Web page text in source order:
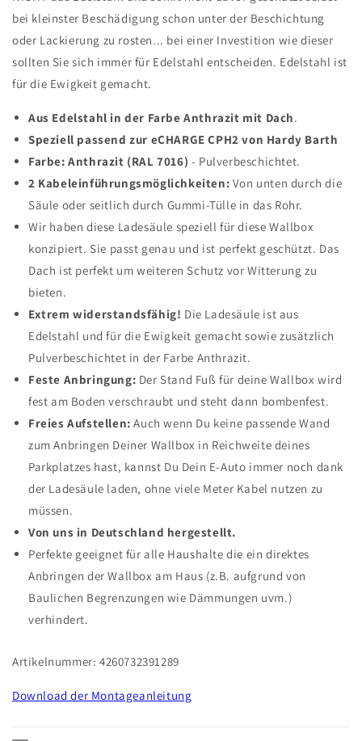
bei kleinster Beschädigung schon unter der Beschichtung
oder Lackierung zu rosten... bei einer Investition wie dieser
sollten Sie sich immer für Edelstahl entscheiden. Edelstahl ist
für die Ewigkeit gemacht.
Aus Edelstahl in der Farbe Anthrazit mit Dach.
Speziell passend zur eCHARGE CPH2 von Hardy Barth
Farbe: Anthrazit (RAL 7016) - Pulverbeschichtet.
2 Kabeleinführungsmöglichkeiten: Von unten durch die
Säule oder seitlich durch Gummi-Tülle in das Rohr.
Wir haben diese Ladesäule speziell für diese Wallbox
konzipiert. Sie passt genau und ist perfekt geschützt. Das
Dach ist perfekt um weiteren Schutz vor Witterung zu
bieten.
Extrem widerstandsfähig! Die Ladesäule ist aus
Edelstahl und für die Ewigkeit gemacht sowie zusätzlich
Pulverbeschichtet in der Farbe Anthrazit.
Feste Anbringung: Der Stand Fuß für deine Wallbox wird
fest am Boden verschraubt und steht dann bombenfest.
Freies Aufstellen: Auch wenn Du keine passende Wand
zum Anbringen Deiner Wallbox in Reichweite deines
Parkplatzes hast, kannst Du Dein E-Auto immer noch dank
der Ladesäule laden, ohne viele Meter Kabel nutzen zu
müssen.
Von uns in Deutschland hergestellt.
Perfekte geeignet für alle Haushalte die ein direktes
Anbringen der Wallbox am Haus (z.B. aufgrund von
Baulichen Begrenzungen wie Dämmungen uvm.)
verhindert.
Artikelnummer: 4260732391289
Download der Montageanleitung